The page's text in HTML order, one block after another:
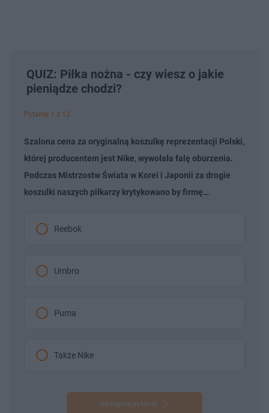
QUIZ: Piłka nożna - czy wiesz o jakie
pieniądze chodzi?
Pytanie 1 z 12
Szalona cena za oryginalną koszulkę reprezentacji Polski,
której producentem jest Nike, wywołała falę oburzenia.
Podczas Mistrzostw Świata w Korei i Japonii za drogie
koszulki naszych piłkarzy krytykowano by firmę…
Reebok
Umbro
Puma
Także Nike
Następne pytanie